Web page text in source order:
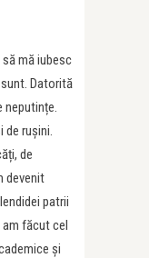
mă iubesc
Datorită
rușini.
de
devenit
patrii
făcut cel
și